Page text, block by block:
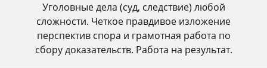
Уголовные дела (суд, следствие) любой
сложности. Четкое правдивое изложение
перспектив спора и грамотная работа по
сбору доказательств. Работа на результат.